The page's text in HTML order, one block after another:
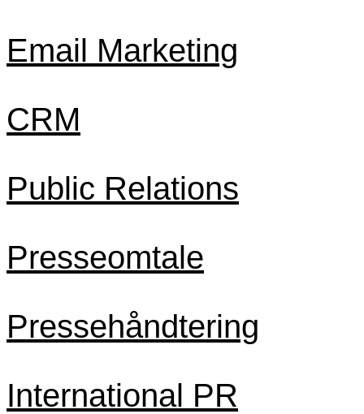
Email Marketing
CRM
Public Relations
Presseomtale
Pressehåndtering
International PR